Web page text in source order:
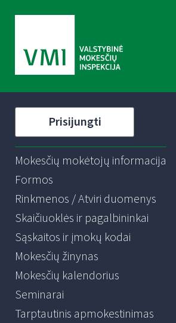
Prisijungti
Mokesčių mokėtojų informacija
Formos
Rinkmenos / Atviri duomenys
Skaičiuoklės ir pagalbininkai
Sąskaitos ir įmokų kodai
Mokesčių žinynas
Mokesčių kalendorius
Seminarai
Tarptautinis apmokestinimas